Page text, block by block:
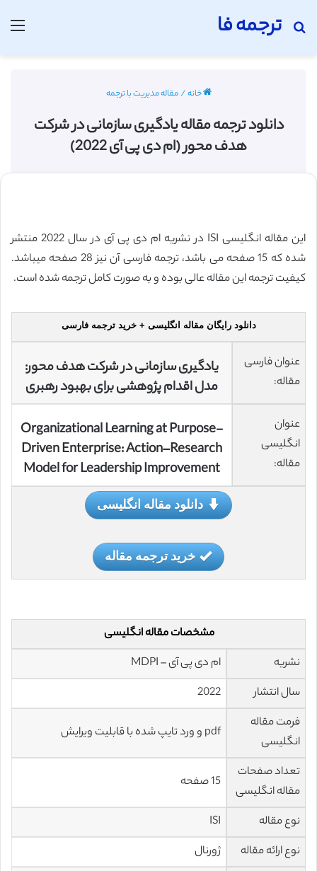
ترجمه فا
جستجو برای
خانه/مقاله مدیریت با ترجمه
دانلود ترجمه مقاله یادگیری سازمانی در شرکت
هدف محور (ام دی پی آی 2022)
این مقاله انگلیسی ISI در نشریه ام دی پی آی در سال 2022 منتشر
شده که 15 صفحه می باشد، ترجمه فارسی آن نیز 28 صفحه میباشد.
کیفیت ترجمه این مقاله عالی بوده و به صورت کامل ترجمه شده است.
دانلود رایگان مقاله انگلیسی + خرید ترجمه فارسی
عنوان فارسی
مقاله:
یادگیری سازمانی در شرکت هدف محور:
مدل اقدام پژوهشی برای بهبود رهبری
عنوان
انگلیسی
مقاله:
Organizational Learning at Purpose-
Driven Enterprise: Action–Research
Model for Leadership Improvement
دانلود مقاله انگلیسی
خرید ترجمه مقاله
مشخصات مقاله انگلیسی
نشریه
ام دی پی آی – MDPI
سال انتشار
2022
فرمت مقاله
انگلیسی
pdf و ورد تایپ شده با قابلیت ویرایش
تعداد صفحات
مقاله انگلیسی
15 صفحه
نوع مقاله
ISI
نوع ارائه مقاله
ژورنال